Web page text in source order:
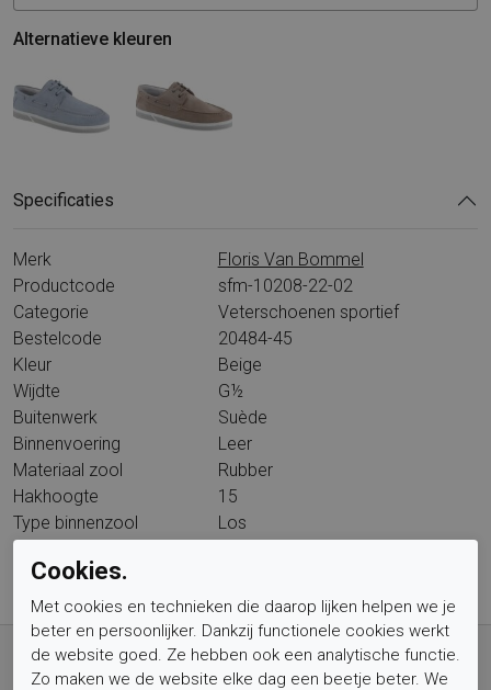
Alternatieve kleuren
Specificaties
Merk
Floris Van Bommel
Productcode
sfm-10208-22-02
Categorie
Veterschoenen sportief
Bestelcode
20484-45
Kleur
Beige
Wijdte
G½
Buitenwerk
Suède
Binnenvoering
Leer
Materiaal zool
Rubber
Hakhoogte
15
Type binnenzool
Los
Wandelklasse
Gratis verzending vanaf € 59,- (voor NL)
Bestel nu, betaal achteraf met Klarna
Cookies.
Met cookies en technieken die daarop lijken helpen we je
beter en persoonlijker. Dankzij functionele cookies werkt
de website goed. Ze hebben ook een analytische functie.
Zo maken we de website elke dag een beetje beter. We